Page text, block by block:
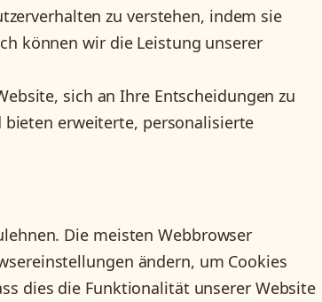
zu verstehen, indem sie
können wir die Leistung unserer
sich an Ihre Entscheidungen zu
bieten erweiterte, personalisierte
Die meisten Webbrowser
ändern, um Cookies
dies die Funktionalität unserer Website